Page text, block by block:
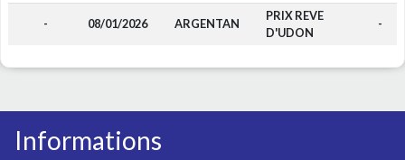
- 08/01/2026 ARGENTAN
PRIX REVE
D'UDON
-
Informations